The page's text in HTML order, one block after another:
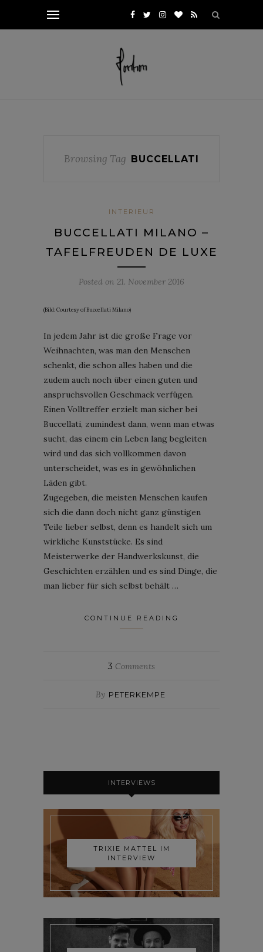
Browsing Tag BUCCELLATI
INTERIEUR
BUCCELLATI MILANO –
TAFELFREUDEN DE LUXE
Posted on 21. November 2016
(Bild: Courtesy of Buccellati Milano)
In jedem Jahr ist die große Frage vor
Weihnachten, was man den Menschen
schenkt, die schon alles haben und die
zudem auch noch über einen guten und
anspruchsvollen Geschmack verfügen.
Einen Volltreffer erzielt man sicher bei
Buccellati, zumindest dann, wenn man etwas
sucht, das einem ein Leben lang begleiten
wird und das sich vollkommen davon
unterscheidet, was es in gewöhnlichen
Läden gibt.
Zugegeben, die meisten Menschen kaufen
sich die dann doch nicht ganz günstigen
Teile lieber selbst, denn es handelt sich um
wirkliche Kunststücke. Es sind
Meisterwerke der Handwerkskunst, die
Geschichten erzählen und es sind Dinge, die
man lieber für sich selbst behält …
CONTINUE READING
3 Comments
By PETERKEMPE
INTERVIEWS
TRIXIE MATTEL IM
INTERVIEW